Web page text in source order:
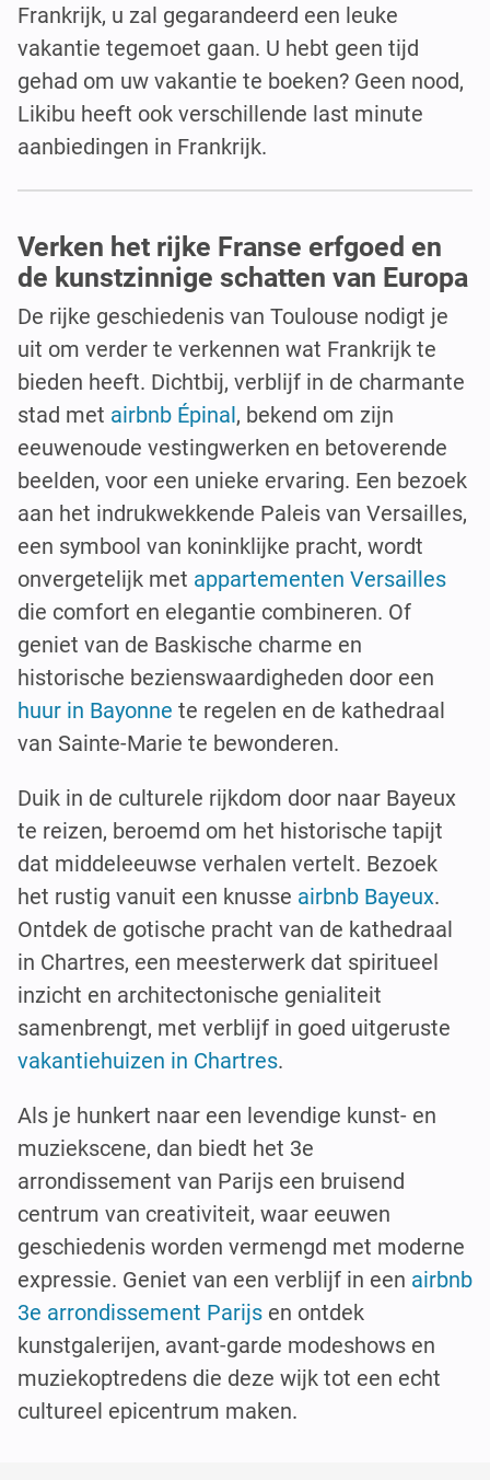
Frankrijk, u zal gegarandeerd een leuke
vakantie tegemoet gaan. U hebt geen tijd
gehad om uw vakantie te boeken? Geen nood,
Likibu heeft ook verschillende last minute
aanbiedingen in Frankrijk.
Verken het rijke Franse erfgoed en
de kunstzinnige schatten van Europa
De rijke geschiedenis van Toulouse nodigt je
uit om verder te verkennen wat Frankrijk te
bieden heeft. Dichtbij, verblijf in de charmante
stad met airbnb Épinal, bekend om zijn
eeuwenoude vestingwerken en betoverende
beelden, voor een unieke ervaring. Een bezoek
aan het indrukwekkende Paleis van Versailles,
een symbool van koninklijke pracht, wordt
onvergetelijk met appartementen Versailles
die comfort en elegantie combineren. Of
geniet van de Baskische charme en
historische bezienswaardigheden door een
huur in Bayonne te regelen en de kathedraal
van Sainte-Marie te bewonderen.
Duik in de culturele rijkdom door naar Bayeux
te reizen, beroemd om het historische tapijt
dat middeleeuwse verhalen vertelt. Bezoek
het rustig vanuit een knusse airbnb Bayeux.
Ontdek de gotische pracht van de kathedraal
in Chartres, een meesterwerk dat spiritueel
inzicht en architectonische genialiteit
samenbrengt, met verblijf in goed uitgeruste
vakantiehuizen in Chartres.
Als je hunkert naar een levendige kunst- en
muziekscene, dan biedt het 3e
arrondissement van Parijs een bruisend
centrum van creativiteit, waar eeuwen
geschiedenis worden vermengd met moderne
expressie. Geniet van een verblijf in een airbnb
3e arrondissement Parijs en ontdek
kunstgalerijen, avant-garde modeshows en
muziekoptredens die deze wijk tot een echt
cultureel epicentrum maken.